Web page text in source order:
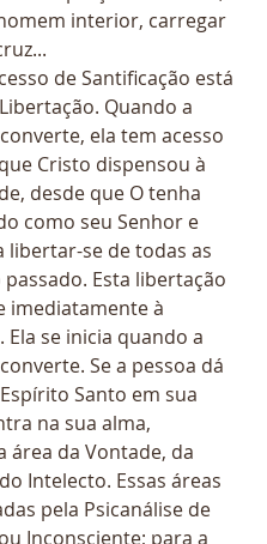
interior, carregar
de Santificação está
Quando a
ela tem acesso
Cristo dispensou à
desde que O tenha
como seu Senhor e
libertar-se de todas as
Esta libertação
imediatamente à
Ela se inicia quando a
Se a pessoa dá
Santo em sua
na sua alma,
área da Vontade, da
Intelecto. Essas áreas
pela Psicanálise de
Inconsciente; para a